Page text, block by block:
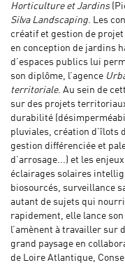
Horticulture et Jardins
Silva Landscaping. Les
créatif et gestion de projet
en conception de jardins
d’espaces publics lui
son diplôme, l’agence
territoriale. Au sein de
sur des projets
durabilité
pluviales, création d’îlots
gestion différenciée et
d’arrosage...) et les
éclairages solaires
biosourcés, surveillance
autant de sujets qui
rapidement, elle lance
l’amènent à travailler sur
grand paysage en
de Loire Atlantique,